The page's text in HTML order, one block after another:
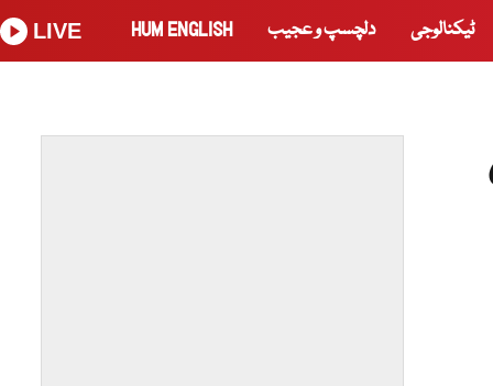
ٹیکنالوجی دلچسپ و عجیب HUM ENGLISH
LIVE